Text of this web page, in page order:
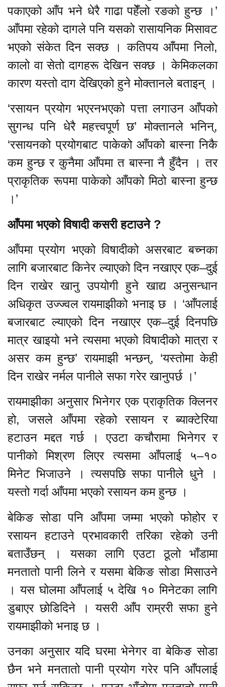
पकाएको आँप भने धेरै गाढा पहेँलो रङको हुन्छ ।’
आँपमा रहेको दागले पनि यसको रासायनिक मिसावट
भएको संकेत दिन सक्छ । कतिपय आँपमा निलो,
कालो वा सेतो दागहरू देखिन सक्छ । केमिकलका
कारण यस्तो दाग देखिएको हुने मोक्तानले बताइन् ।
‘रसायन प्रयोग भएरनभएको पत्ता लगाउन आँपको
सुगन्ध पनि धेरै महत्त्वपूर्ण छ’ मोक्तानले भनिन्,
‘रसायनको प्रयोगबाट पाकेको आँपको बास्ना निकै
कम हुन्छ र कुनैमा आँपमा त बास्ना नै हुँदैन । तर
प्राकृतिक रूपमा पाकेको आँपको मिठो बास्ना हुन्छ
।’
आँपमा भएको विषादी कसरी हटाउने ?
आँपमा प्रयोग भएको विषादीको असरबाट बच्नका
लागि बजारबाट किनेर ल्याएको दिन नखाएर एक–दुई
दिन राखेर खानु उपयोगी हुने खाद्य अनुसन्धान
अधिकृत उज्ज्वल रायमाझीको भनाइ छ । ‘आँपलाई
बजारबाट ल्याएको दिन नखाएर एक–दुई दिनपछि
मात्र खाइयो भने त्यसमा भएको विषादीको मात्रा र
असर कम हुन्छ’ रायमाझी भन्छन्, ‘यस्तोमा केही
दिन राखेर नर्मल पानीले सफा गरेर खानुपर्छ ।’
रायमाझीका अनुसार भिनेगर एक प्राकृतिक क्लिनर
हो, जसले आँपमा रहेको रसायन र ब्याक्टेरिया
हटाउन मद्दत गर्छ । एउटा कचौरामा भिनेगर र
पानीको मिश्रण लिएर त्यसमा आँपलाई ५–१०
मिनेट भिजाउने । त्यसपछि सफा पानीले धुने ।
यस्तो गर्दा आँपमा भएको रसायन कम हुन्छ ।
बेकिङ सोडा पनि आँपमा जम्मा भएको फोहोर र
रसायन हटाउने प्रभावकारी तरिका रहेको उनी
बताउँछन् । यसका लागि एउटा ठूलो भाँडामा
मनतातो पानी लिने र यसमा बेकिङ सोडा मिसाउने
। यस घोलमा आँपलाई ५ देखि १० मिनेटका लागि
डुबाएर छोडिदिने । यसरी आँप राम्ररी सफा हुने
रायमाझीको भनाइ छ ।
उनका अनुसार यदि घरमा भेनेगर वा बेकिङ सोडा
छैन भने मनतातो पानी प्रयोग गरेर पनि आँपलाई